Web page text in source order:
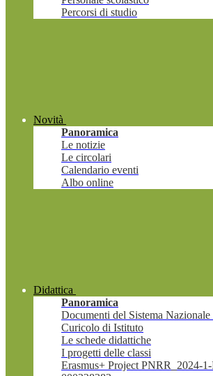
Percorsi di studio
Novità
Panoramica
Le notizie
Le circolari
Calendario eventi
Albo online
Didattica
Panoramica
Documenti del Sistema
Curicolo di Istituto
Le schede didattiche
I progetti delle classi
Erasmus+ Project PNRR_2024-